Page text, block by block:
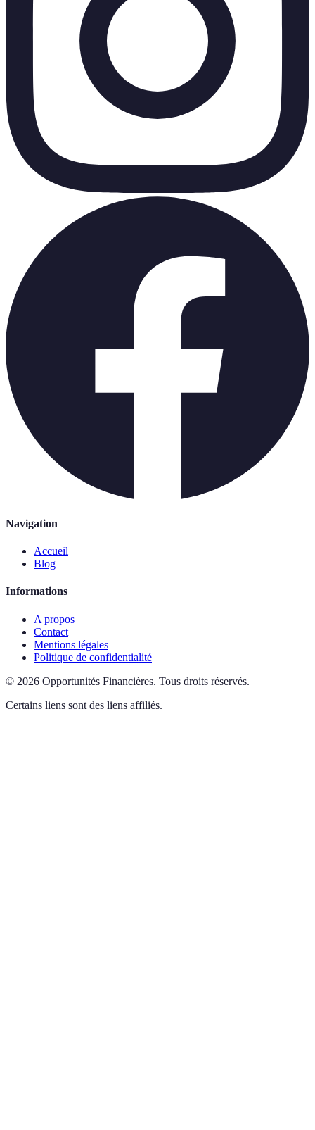
Navigation
Accueil
Blog
Informations
A propos
Contact
Mentions légales
Politique de confidentialité
© 2026 Opportunités Financières. Tous droits réservés.
Certains liens sont des liens affiliés.